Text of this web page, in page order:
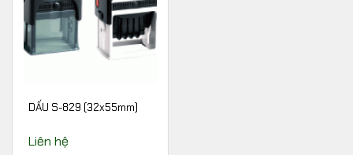
DẤU S-829 (32x55mm)
Liên hệ